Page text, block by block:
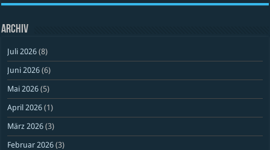
Archiv
Juli 2026 (8)
Juni 2026 (6)
Mai 2026 (5)
April 2026 (1)
März 2026 (3)
Februar 2026 (3)